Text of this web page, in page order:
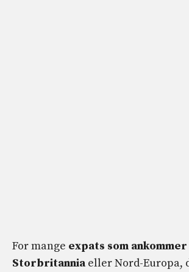
For mange expats som
Storbritannia eller Nord-Europa,